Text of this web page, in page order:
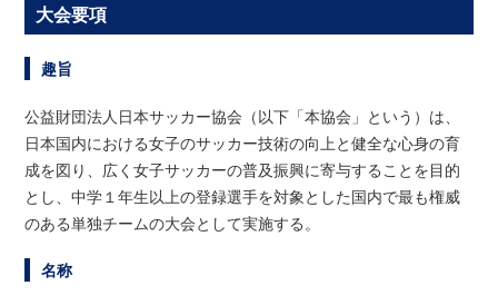
大会要項
趣旨
公益財団法人日本サッカー協会（以下「本協会」という）は、
日本国内における女子のサッカー技術の向上と健全な心身の育
成を図り、広く女子サッカーの普及振興に寄与することを目的
とし、中学１年生以上の登録選手を対象とした国内で最も権威
のある単独チームの大会として実施する。
名称